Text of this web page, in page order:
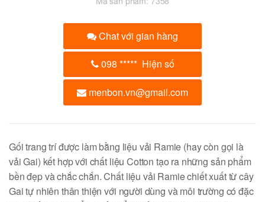
Chat với gian hàng
098 ***** Hiện số
menbon.vn@gmail.com
Gối trang trí được làm bằng liệu vải Ramie (hay còn gọi là
vải Gai) kết hợp với chất liệu Cotton tạo ra những sản phẩm
bền đẹp và chắc chắn. Chất liệu vải Ramie chiết xuất từ cây
Gai tự nhiên thân thiện với người dùng và môi trường có đặc